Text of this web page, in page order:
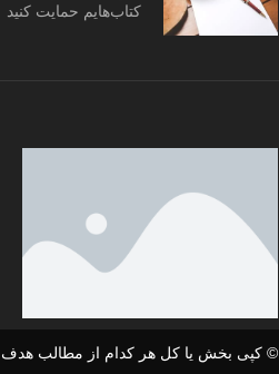
کتاب‌هایم حمایت کنید
© کپی بخش یا کل هر کدام از مطالب هدف